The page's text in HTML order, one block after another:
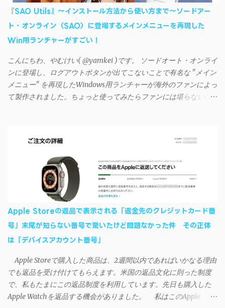
リに入力しようとすると、入力したパスワードが保存されず、い
つまでたっても再度入力を促されるというもの。 この不具合を
回避するには、次の手順が有効だ。 Androidデバイスの言語を英語
に設定する （念のため）再起動する iSyncrでパスワードを入力す
すれば完了 一度この手順を施せば、言語設定は日本語に戻して
もOKだ。これでWi-Fiを使った同期機能が使えるようになる。USB
接続による同期については、アプリに根本的な不具合が発生して
おり、現時点で使えないようだ。諦めよう。 今回の不具合につ
iSyncrを活用することで、Androidデバイスでもレート機能や再生
ートフォンに移行したい場合に役立つはずだ。
『SAO Utils』～インストール方法から使い方まで～ソードアー
ト・オンライン（SAO）に登場するメインメニューを再現した
Win用ランチャーがすごい！
こんにちわ、やむけい( @yamkei )です。 ソードオート・オンライ
ンに登場し、ログアウトボタンが出てこないことで有名な "メイン
メニュー" を再現したWindows用ランチャーが海外のファンによっ
て製作されました。ちょっと使ってみたらファンには堪らないほ
す・・・。カッコイイ！！ 開発ページ（英語） gpbeta.com - The
SAO Utilities Project – development log インストール（導入）手順
1. 開発ページ のDownloadsの項目から自分のOSにあったファイル
をダウンロードする。 Windows（Windows2000, XP, Vista, Win7,
Win8）に対応です。 （ ◆自分のパソコンが 32 ビット版か 64 ビッ
ト版かを確認したい ） 2.ダウンロードしたファイルを解凍後、
（自分はProgram Filesの中に移動させちゃいました）フォルダの
中にある SAO Utils.exe を実行。 3.アップデートがある場合は起動
時に知らせてくれるので、パッチをダウンロードしましょう。 ダ
て切り取り、先ほどダウンロードした SAO Utilsフォルダ へ貼り付
け、新しいファイルへ置き換えることで適用できます。 起動方法
と各種設定 アップデートが完了したら改めて SAO Utils.exe を起動
すると、アニメで見覚えのあるスプラッシュウィンドウがSEとと
Apple Storeの返品で表示される「返金先のクレジットカード番
号」末尾が知らない番号で驚いたけど問題なかった件 その正体
は「デバイスアカウント番号」
Apple Storeで購入した商品は、2週間以内であればいかなる理由
でも返品を受け付けてもらえます。米国の返品文化に則った制度
で、私もたまにこの返品制度を利用しています。先日も購入した
Apple Watchを返品する機会がありました。 私はこのApple